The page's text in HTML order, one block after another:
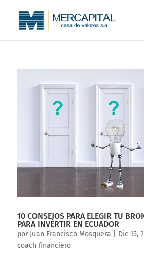
10 CONSEJOS PARA ELEGIR TU
PARA INVERTIR EN ECUADOR
por Juan Francisco Mosquera Dic 15,
coach financiero